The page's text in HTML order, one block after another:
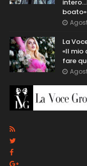
boato»
La
«Il mio
fare